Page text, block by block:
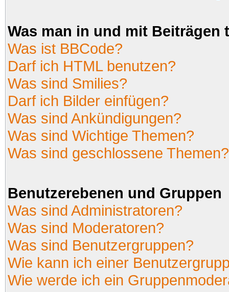
Was man in und mit Beiträgen
Was ist BBCode?
Darf ich HTML benutzen?
Was sind Smilies?
Darf ich Bilder einfügen?
Was sind Ankündigungen?
Was sind Wichtige Themen?
Was sind geschlossene Themen?
Benutzerebenen und Gruppen
Was sind Administratoren?
Was sind Moderatoren?
Was sind Benutzergruppen?
Wie kann ich einer
Wie werde ich ein